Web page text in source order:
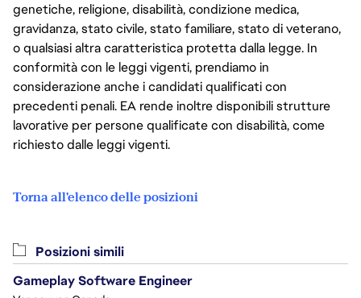
genetiche, religione, disabilità, condizione medica,
gravidanza, stato civile, stato familiare, stato di veterano,
o qualsiasi altra caratteristica protetta dalla legge. In
conformità con le leggi vigenti, prendiamo in
considerazione anche i candidati qualificati con
precedenti penali. EA rende inoltre disponibili strutture
lavorative per persone qualificate con disabilità, come
richiesto dalle leggi vigenti.
Torna all'elenco delle posizioni
Posizioni simili
Gameplay Software Engineer